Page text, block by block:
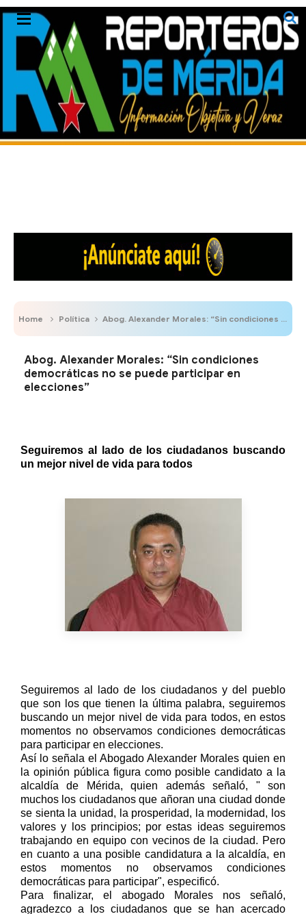
Home Política Abog. Alexander Morales: “Sin condiciones democráticas no se puede participar en elecciones”
Abog. Alexander Morales: “Sin condiciones
democráticas no se puede participar en
elecciones”
Seguiremos al lado de los ciudadanos buscando
un mejor nivel de vida para todos
Seguiremos al lado de los ciudadanos y del pueblo
que son los que tienen la última palabra, seguiremos
buscando un mejor nivel de vida para todos, en estos
momentos no observamos condiciones democráticas
para participar en elecciones.
Así lo señala el Abogado Alexander Morales quien en
la opinión pública figura como posible candidato a la
alcaldía de Mérida, quien además señaló, " son
muchos los ciudadanos que añoran una ciudad donde
se sienta la unidad, la prosperidad, la modernidad, los
valores y los principios; por estas ideas seguiremos
trabajando en equipo con vecinos de la ciudad. Pero
en cuanto a una posible candidatura a la alcaldía, en
estos momentos no observamos condiciones
democráticas para participar", especificó.
Para finalizar, el abogado Morales nos señaló,
agradezco a los ciudadanos que se han acercado